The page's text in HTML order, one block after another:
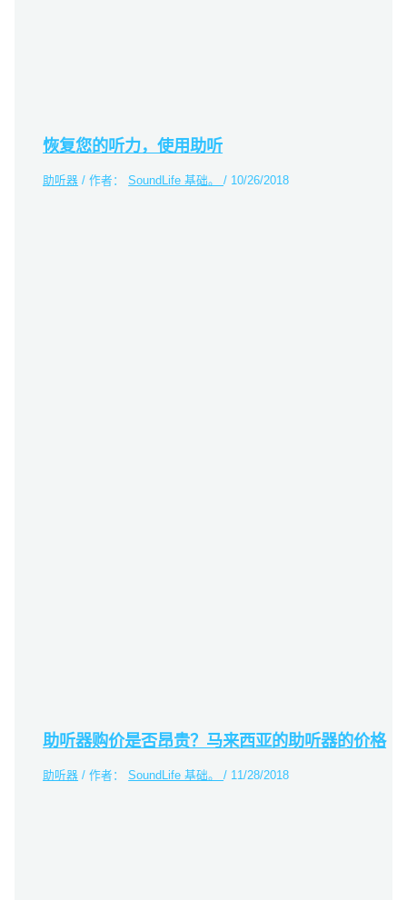
恢复您的听力，使用助听
助听器 / 作者： SoundLife 基础。/ 10/26/2018
助听器购价是否昂贵？马来西亚的助听器的价格
助听器 / 作者： SoundLife 基础。/ 11/28/2018